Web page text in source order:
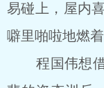
易碰上，屋内
噼里啪啦地燃着
程国伟想借